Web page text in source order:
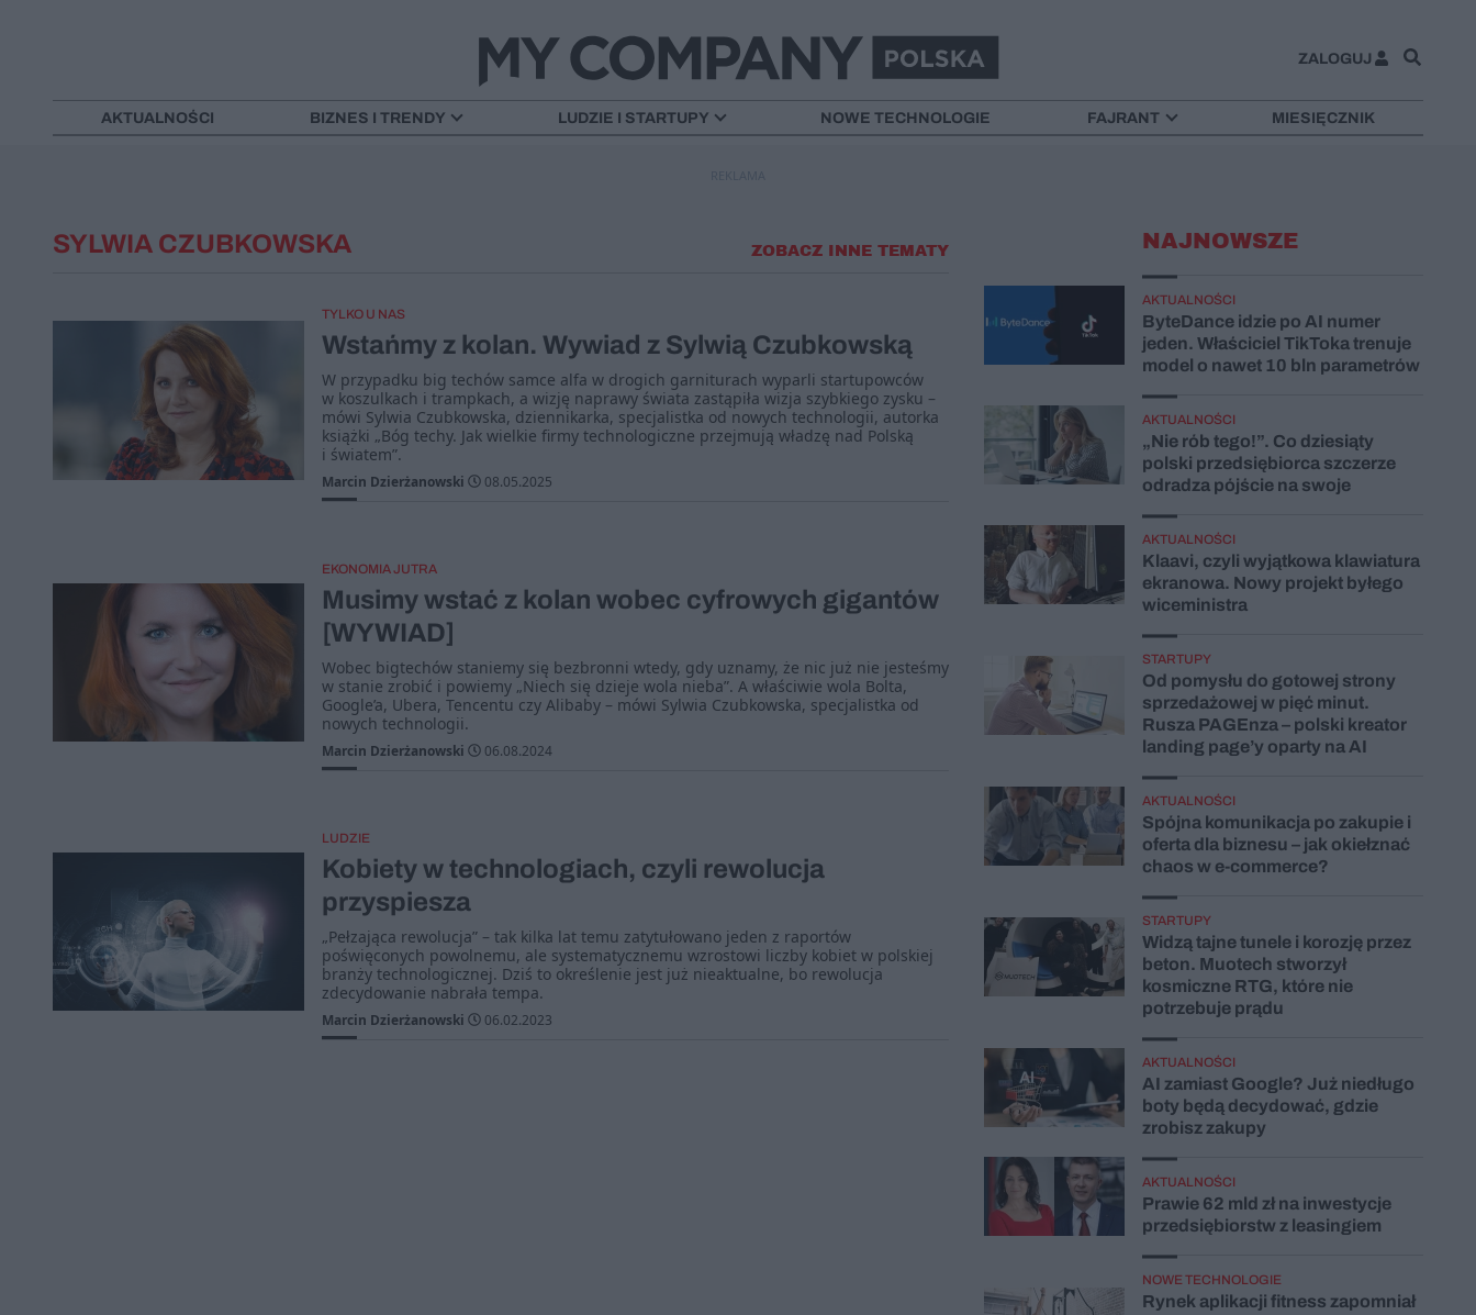
ZALOGUJ
AKTUALNOŚCI BIZNES I TRENDY LUDZIE I STARTUPY NOWE TECHNOLOGIE FAJRANT MIESIĘCZNIK
SYLWIA CZUBKOWSKA ZOBACZ INNE TEMATY
TYLKO U NAS
Wstańmy z kolan. Wywiad z Sylwią Czubkowską
W przypadku big techów samce alfa w drogich garniturach wyparli startupowców
w koszulkach i trampkach, a wizję naprawy świata zastąpiła wizja szybkiego zysku –
mówi Sylwia Czubkowska, dziennikarka, specjalistka od nowych technologii, autorka
książki „Bóg techy. Jak wielkie firmy technologiczne przejmują władzę nad Polską
i światem”.
Marcin Dzierżanowski 08.05.2025
EKONOMIA JUTRA
Musimy wstać z kolan wobec cyfrowych gigantów
[WYWIAD]
Wobec bigtechów staniemy się bezbronni wtedy, gdy uznamy, że nic już nie jesteśmy
w stanie zrobić i powiemy „Niech się dzieje wola nieba”. A właściwie wola Bolta,
Google’a, Ubera, Tencentu czy Alibaby – mówi Sylwia Czubkowska, specjalistka od
nowych technologii.
Marcin Dzierżanowski 06.08.2024
LUDZIE
Kobiety w technologiach, czyli rewolucja
przyspiesza
„Pełzająca rewolucja” – tak kilka lat temu zatytułowano jeden z raportów
poświęconych powolnemu, ale systematycznemu wzrostowi liczby kobiet w polskiej
branży technologicznej. Dziś to określenie jest już nieaktualne, bo rewolucja
zdecydowanie nabrała tempa.
Marcin Dzierżanowski 06.02.2023
NAJNOWSZE
AKTUALNOŚCI
ByteDance idzie po AI numer
jeden. Właściciel TikToka trenuje
model o nawet 10 bln parametrów
AKTUALNOŚCI
„Nie rób tego!”. Co dziesiąty
polski przedsiębiorca szczerze
odradza pójście na swoje
AKTUALNOŚCI
Klaavi, czyli wyjątkowa klawiatura
ekranowa. Nowy projekt byłego
wiceministra
STARTUPY
Od pomysłu do gotowej strony
sprzedażowej w pięć minut.
Rusza PAGEnza – polski kreator
landing page’y oparty na AI
AKTUALNOŚCI
Spójna komunikacja po zakupie i
oferta dla biznesu – jak okiełznać
chaos w e-commerce?
STARTUPY
Widzą tajne tunele i korozję przez
beton. Muotech stworzył
kosmiczne RTG, które nie
potrzebuje prądu
AKTUALNOŚCI
AI zamiast Google? Już niedługo
boty będą decydować, gdzie
zrobisz zakupy
AKTUALNOŚCI
Prawie 62 mld zł na inwestycje
przedsiębiorstw z leasingiem
NOWE TECHNOLOGIE
Rynek aplikacji fitness zapomniał